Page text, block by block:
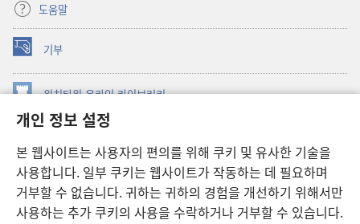
개인 정보 설정
본 웹사이트는 사용자의 편의를 위해 쿠키 및 유사한 기술을
사용합니다. 일부 쿠키는 웹사이트가 작동하는 데 필요하며
거부할 수 없습니다. 귀하는 귀하의 경험을 개선하기 위해서만
사용하는 추가 쿠키의 사용을 수락하거나 거부할 수 있습니다.
도움말
기부
(새로운
창
열기) 워치타워 온라인 라이브러리
창
JW Hub ®
창
열기) JW 라이브러리
워치타워 라이브러리